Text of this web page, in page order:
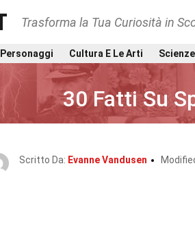
Trasforma la Tua Curiosità in
Personaggi Cultura E Le Arti
30 Fatti Su
Scritto Da: Evanne Vandusen